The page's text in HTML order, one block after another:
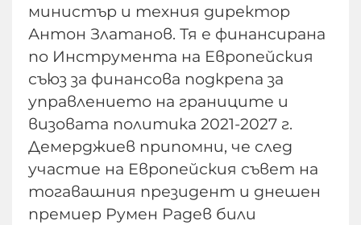
министър и техния директор
Антон Златанов. Тя е финансирана
по Инструмента на Европейския
съюз за финансова подкрепа за
управлението на границите и
визовата политика 2021-2027 г.
Демерджиев припомни, че след
участие на Европейския съвет на
тогавашния президент и днешен
премиер Румен Радев били